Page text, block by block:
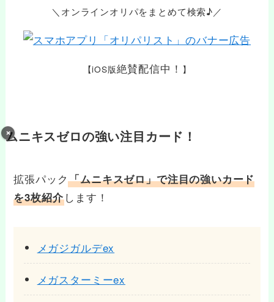
＼オンラインオリパをまとめて検索♪／
【iOS版絶賛配信中！ 】
ムニキスゼロの強い注目カード！
拡張パック「ムニキスゼロ」で注目の強いカード
を3枚紹介します！
メガジガルデex
メガスターミーex